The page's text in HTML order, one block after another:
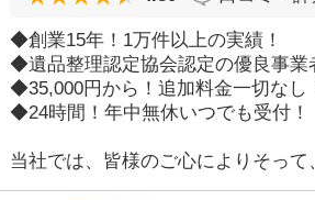
◆創業15年！1万件以上の実績！
◆遺品整理認定協会認定の優良事業
◆35,000円から！追加料金一切なし
◆24時間！年中無休いつでも受付！
当社では、皆様のご心によりそって